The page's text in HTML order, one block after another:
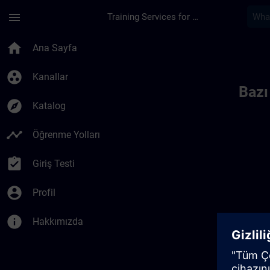
menu Training Services for Digital Industries
home Ana Sayfa
group_work Kanallar
explore Katalog
timeline Öğrenme Yolları
assignment_turned_in Giriş Testi
account_circle Profil
info Hakkımızda